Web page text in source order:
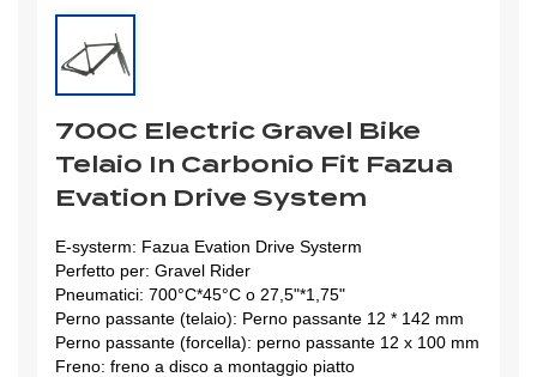
700C Electric Gravel Bike
Telaio In Carbonio Fit Fazua
Evation Drive System
E-systerm: Fazua Evation Drive Systerm
Perfetto per: Gravel Rider
Pneumatici: 700°C*45°C o 27,5"*1,75"
Perno passante (telaio): Perno passante 12 * 142 mm
Perno passante (forcella): perno passante 12 x 100 mm
Freno: freno a disco a montaggio piatto